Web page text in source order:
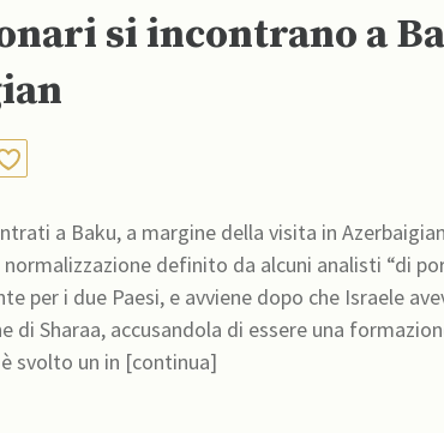
si incontrano a
a Baku, a margine della visita in
normalizzazione definito da alcuni analisti “di
per i due Paesi, e avviene dopo che Israele
Sharaa, accusandola di essere una
svolto un in [continua]